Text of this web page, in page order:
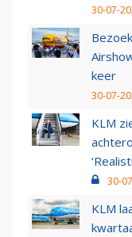
30-07-
keer
30-07-
KLM
30-
KLM